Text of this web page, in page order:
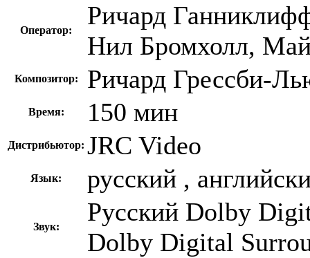
Оператор:
Ричард
Нил Бромхолл,
Композитор: Ричард Грессби-
Время: 150 мин
Дистрибьютор: JRC Video
Язык: русский ,
Звук:
Русский Dolby
Dolby Digital